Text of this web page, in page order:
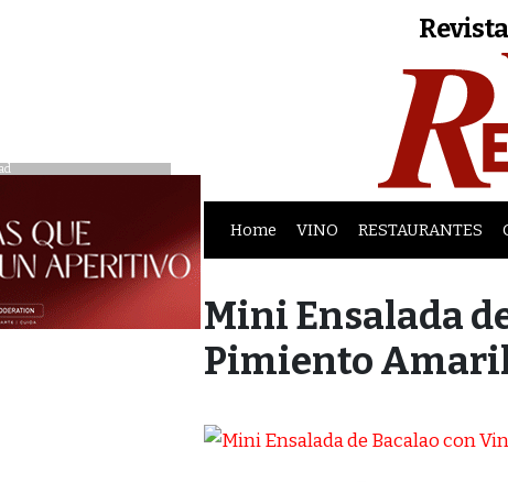
Home VINO RESTAURANTES
Mini Ensalada
Pimiento